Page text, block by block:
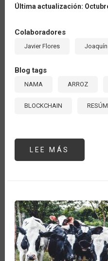
Última actualización:
Colaboradores
Javier Flores
Blog tags
NAMA ARROZ
BLOCKCHAIN
LEE MÁS
HACIA
DIGITAL
PARA
LA
DEL
SECTOR